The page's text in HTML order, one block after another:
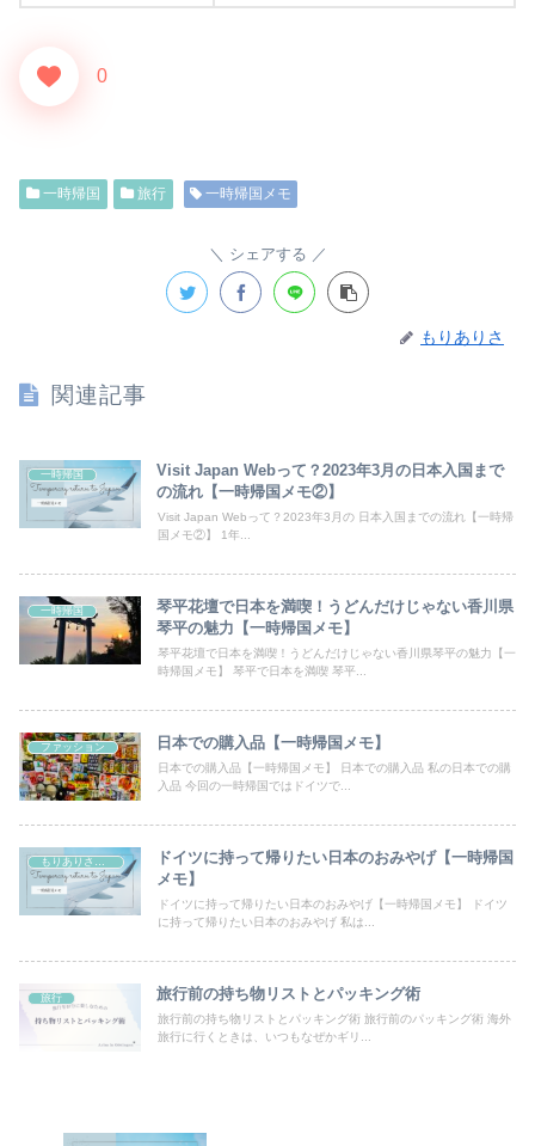
0
一時帰国 旅行 一時帰国メモ
シェアする
もりありさ
関連記事
一時帰国
Visit Japan Webって？2023年3月の日本入国まで
の流れ【一時帰国メモ②】
Visit Japan Webって？2023年3月の 日本入国までの流れ【一時帰
国メモ②】 1年...
一時帰国
琴平花壇で日本を満喫！うどんだけじゃない香川県
琴平の魅力【一時帰国メモ】
琴平花壇で日本を満喫！うどんだけじゃない香川県琴平の魅力【一
時帰国メモ】 琴平で日本を満喫 琴平...
ファッション 日本での購入品【一時帰国メモ】
日本での購入品【一時帰国メモ】 日本での購入品 私の日本での購
入品 今回の一時帰国ではドイツで...
ドイツに持って帰りたい日本のおみやげ【一時帰国
メモ】
ドイツに持って帰りたい日本のおみやげ【一時帰国メモ】 ドイツ
に持って帰りたい日本のおみやげ 私は...
旅行 旅行前の持ち物リストとパッキング術
旅行前の持ち物リストとパッキング術 旅行前のパッキング術 海外
旅行に行くときは、いつもなぜかギリ...